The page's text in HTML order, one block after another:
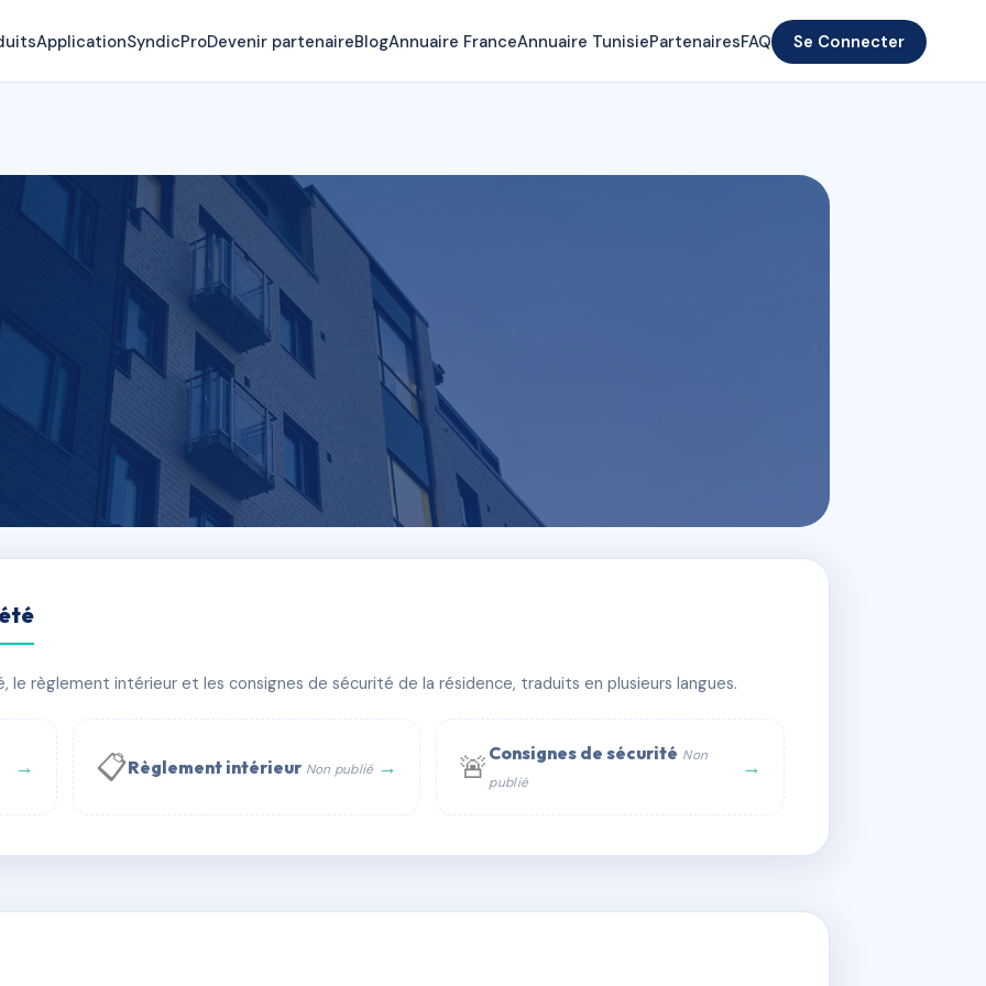
ApplicationSyndicProDevenir partenaireBlogAnnuaire FranceAnnuaire TunisiePartenairesFAQ Se Connecter
WhatsApp
règlement intérieur et les consignes de sécurité de la résidence, traduits en plusieurs langues.
→ 📋Règlement intérieur Non publié → 🚨 Consignes de sécurité Non
publié
→
AB3841079 🇫🇷